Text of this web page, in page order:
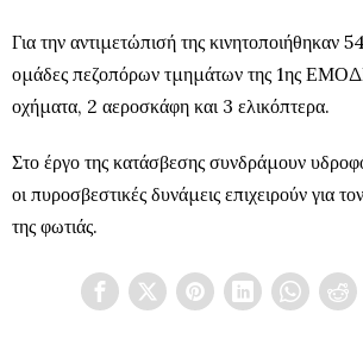
Για την αντιμετώπισή της κινητοποιήθηκαν
ομάδες πεζοπόρων τμημάτων της 1ης
οχήματα, 2 αεροσκάφη και 3 ελικόπτερα.
Στο έργο της κατάσβεσης συνδράμουν
οι πυροσβεστικές δυνάμεις επιχειρούν για
της φωτιάς.